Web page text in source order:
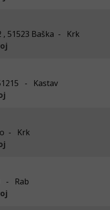
, 51523 Baška - Krk
- Kastav
- Krk
- Rab